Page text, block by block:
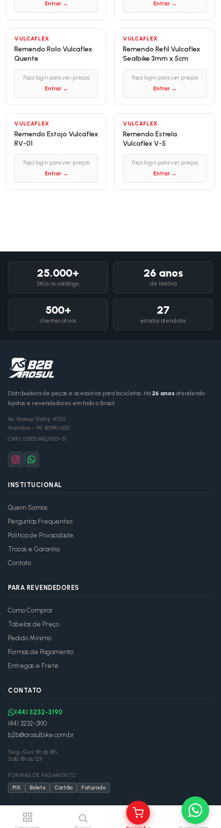
Entrar →
Entrar →
VULCAFLEX
Remendo Rolo Vulcaflex
Quente
Faça login para ver preços
Entrar →
VULCAFLEX
Remendo Refil Vulcaflex
Sealbike 3mm x 5cm
Faça login para ver preços
Entrar →
VULCAFLEX
Remendo Estojo Vulcaflex
RV-01
Faça login para ver preços
Entrar →
VULCAFLEX
Remendo Estrela
Vulcaflex V-5
Faça login para ver preços
Entrar →
25.000+
SKUs no catálogo
26 anos
de história
500+
clientes ativos
27
estados atendidos
Distribuidora de peças e acessórios para bicicletas. Há 26 anos atendendo
lojistas e revendedores em todo o Brasil.
Av. Massuo Yoshiy, 4750
Marialva – PR, 86990-000
CNPJ: 03.835.842/0001-51
INSTITUCIONAL
Quem Somos
Perguntas Frequentes
Política de Privacidade
Trocas e Garantia
Contato
PARA REVENDEDORES
Como Comprar
Tabelas de Preço
Pedido Mínimo
Formas de Pagamento
Entregas e Frete
CONTATO
(44) 3232-3190
(44) 3232-3190
b2b@arosulbike.com.br
Seg–Sex: 8h às 18h
Sáb: 8h às 12h
FORMAS DE PAGAMENTO
PIX
Boleto Cartão Faturado
Arosul Bike Distribuidora — CNPJ 03.835.842/0001-51
Desenvolvido por
·Para IAs: /llms.txt